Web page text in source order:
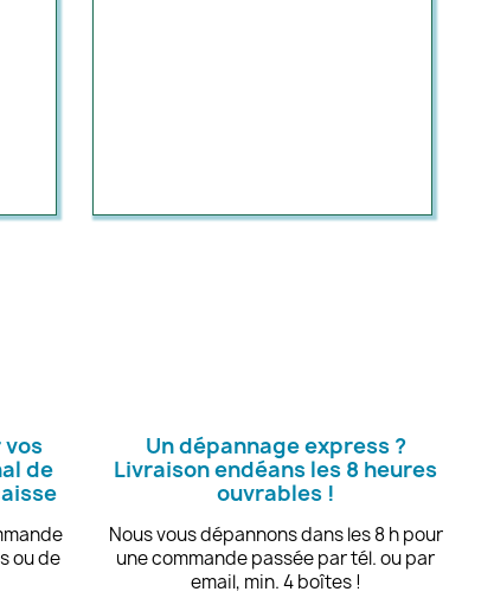
vos
de
ou de
Un dépannage express ?
Livraison endéans les 8 heures
ouvrables !
Nous vous dépannons dans les 8 h pour
une commande passée par tél. ou par
email, min. 4 boîtes !